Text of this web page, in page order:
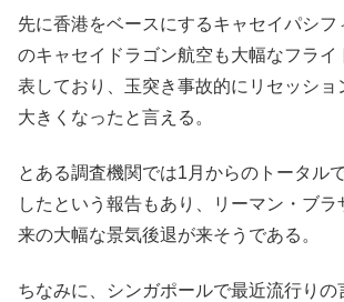
先に香港をベースにするキャセイパシフ
のキャセイドラゴン航空も大幅なフライ
表しており、玉突き事故的にリセッショ
大きくなったと言える。
とある調査機関では1月からのトータル
したという報告もあり、リーマン・ブラ
来の大幅な景気後退が来そうである。
ちなみに、シンガポールで最近流行りの